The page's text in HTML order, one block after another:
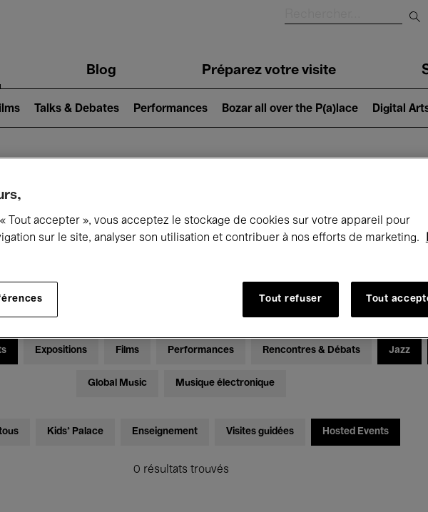
Blog Préparez votre visite
Talks & Debates Performances Bozar all over the P(a)lace Digital
se passe à Bozar
Expositions Films Performances Rencontres & Débats Jazz
Global Music Musique électronique
Kids’ Palace Enseignement Visites guidées Hosted Events
0 résultats trouvés
Tout accepter », vous acceptez le stockage de cookies sur votre appareil pour
sur le site, analyser son utilisation et contribuer à nos efforts de marketing.
Tout refuser Tout